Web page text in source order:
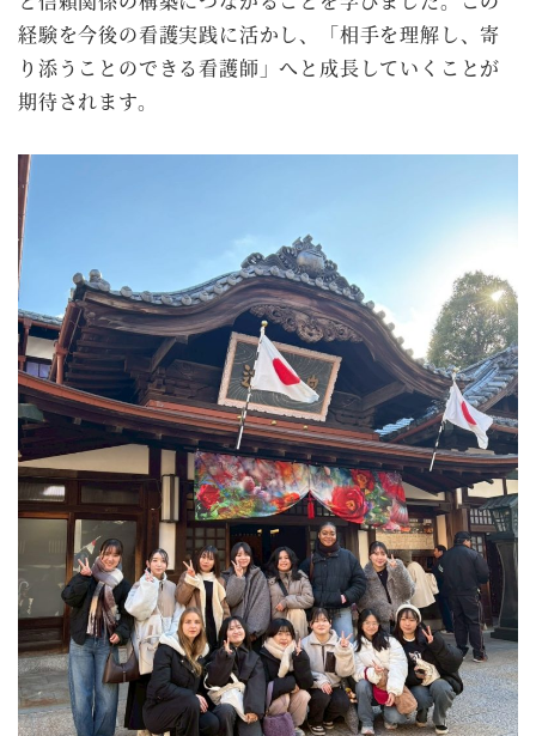
経験を今後の看護実践に活かし、「相手を理解し、寄
り添うことのできる看護師」へと成長していくことが
期待されます。